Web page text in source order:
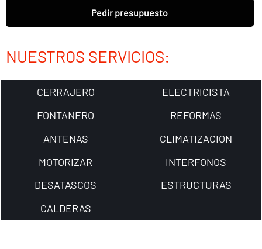
Pedir presupuesto
NUESTROS SERVICIOS:
CERRAJERO
ELECTRICISTA
FONTANERO
REFORMAS
ANTENAS
CLIMATIZACION
MOTORIZAR
INTERFONOS
DESATASCOS
ESTRUCTURAS
CALDERAS